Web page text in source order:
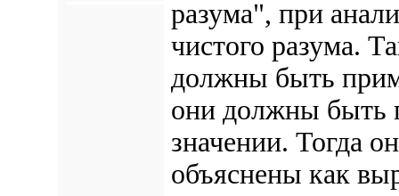
разума", при
чистого разума.
должны быть
они должны быть
значении. Тогда
объяснены как